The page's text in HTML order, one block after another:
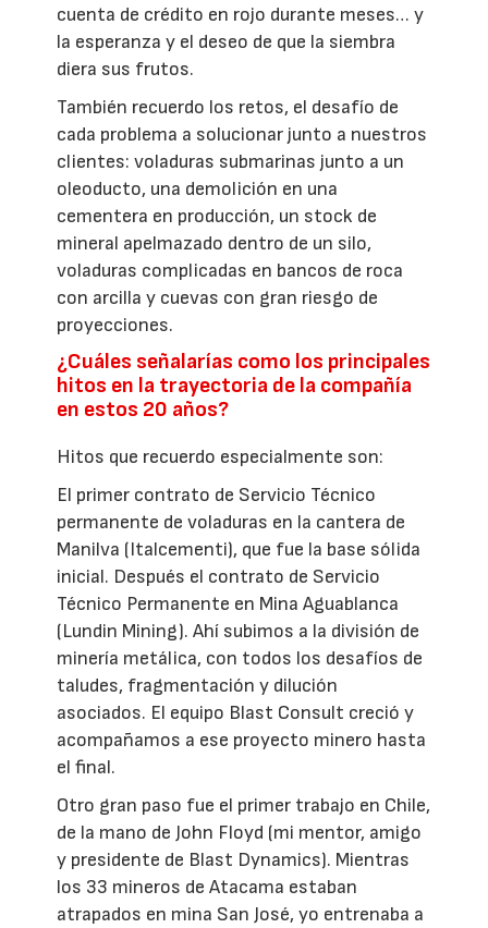
cuenta de crédito en rojo durante meses… y
la esperanza y el deseo de que la siembra
diera sus frutos.
También recuerdo los retos, el desafío de
cada problema a solucionar junto a nuestros
clientes: voladuras submarinas junto a un
oleoducto, una demolición en una
cementera en producción, un stock de
mineral apelmazado dentro de un silo,
voladuras complicadas en bancos de roca
con arcilla y cuevas con gran riesgo de
proyecciones.
¿Cuáles señalarías como los principales
hitos en la trayectoria de la compañía
en estos 20 años?
Hitos que recuerdo especialmente son:
El primer contrato de Servicio Técnico
permanente de voladuras en la cantera de
Manilva (Italcementi), que fue la base sólida
inicial. Después el contrato de Servicio
Técnico Permanente en Mina Aguablanca
(Lundin Mining). Ahí subimos a la división de
minería metálica, con todos los desafíos de
taludes, fragmentación y dilución
asociados. El equipo Blast Consult creció y
acompañamos a ese proyecto minero hasta
el final.
Otro gran paso fue el primer trabajo en Chile,
de la mano de John Floyd (mi mentor, amigo
y presidente de Blast Dynamics). Mientras
los 33 mineros de Atacama estaban
atrapados en mina San José, yo entrenaba a